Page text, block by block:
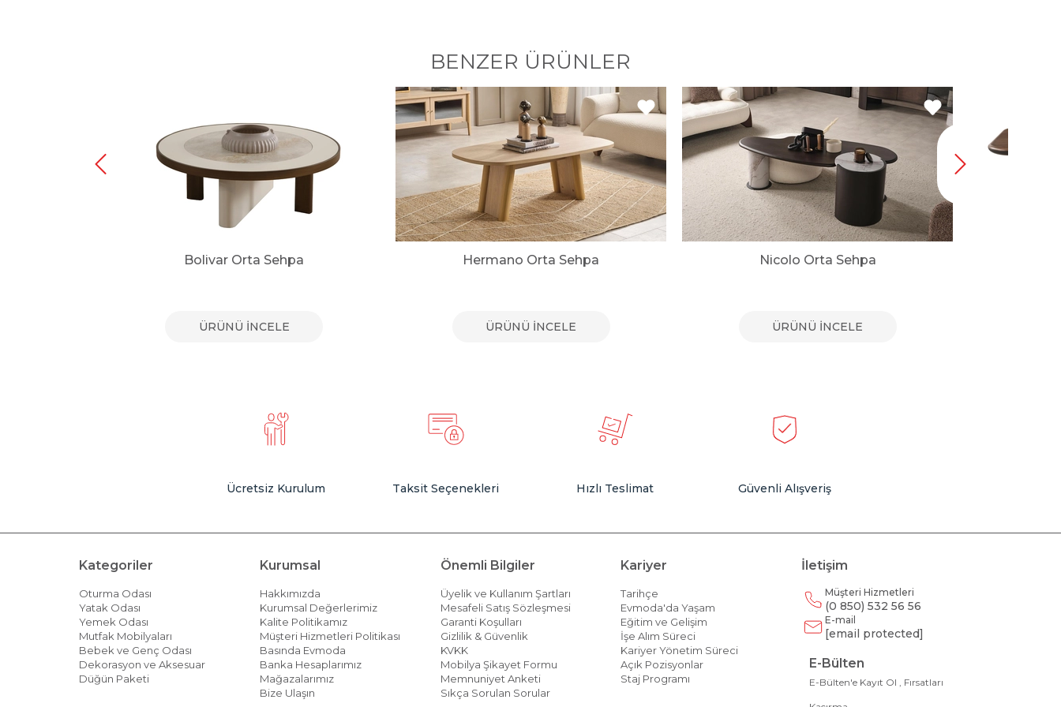
BENZER ÜRÜNLER
Bolivar Orta Sehpa
ÜRÜNÜ İNCELE
Hermano Orta Sehpa
ÜRÜNÜ İNCELE
Nicolo Orta Sehpa
ÜRÜNÜ İNCELE
Ücretsiz Kurulum Taksit Seçenekleri Hızlı Teslimat Güvenli Alışveriş
Kategoriler
Oturma Odası
Yatak Odası
Yemek Odası
Mutfak Mobilyaları
Bebek ve Genç Odası
Dekorasyon ve Aksesuar
Düğün Paketi
Kurumsal
Hakkımızda
Kurumsal Değerlerimiz
Kalite Politikamız
Müşteri Hizmetleri Politikası
Basında Evmoda
Banka Hesaplarımız
Mağazalarımız
Bize Ulaşın
Önemli Bilgiler
Üyelik ve Kullanım Şartları
Mesafeli Satış Sözleşmesi
Garanti Koşulları
Gizlilik & Güvenlik
KVKK
Mobilya Şikayet Formu
Memnuniyet Anketi
Sıkça Sorulan Sorular
Kariyer
Tarihçe
Evmoda'da Yaşam
Eğitim ve Gelişim
İşe Alım Süreci
Kariyer Yönetim Süreci
Açık Pozisyonlar
Staj Programı
İletişim
Müşteri Hizmetleri
(0 850) 532 56 56
E-mail
[email protected]
E-Bülten
E-Bülten'e Kayıt Ol , Fırsatları